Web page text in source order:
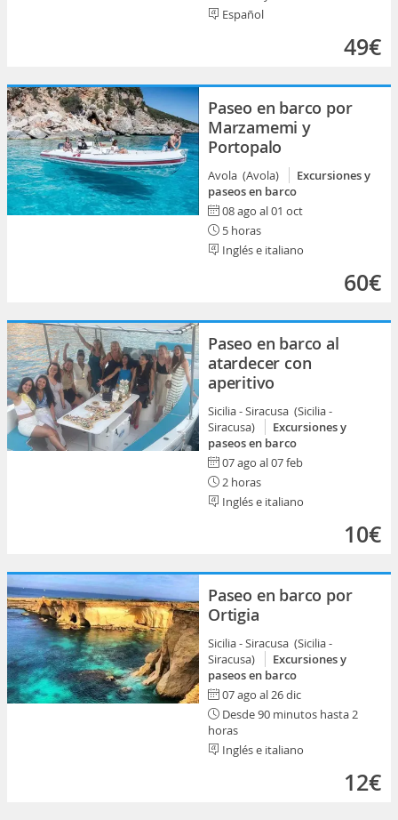
Español
49€
Paseo en barco por
Marzamemi y
Portopalo
Avola (Avola)
Excursiones y
paseos en barco
08 ago al 01 oct
5 horas
Inglés e italiano
60€
Paseo en barco al
atardecer con
aperitivo
Sicilia - Siracusa (Sicilia -
Siracusa)
Excursiones y
paseos en barco
07 ago al 07 feb
2 horas
Inglés e italiano
10€
Paseo en barco por
Ortigia
Sicilia - Siracusa (Sicilia -
Siracusa)
Excursiones y
paseos en barco
07 ago al 26 dic
Desde 90 minutos hasta 2
horas
Inglés e italiano
12€